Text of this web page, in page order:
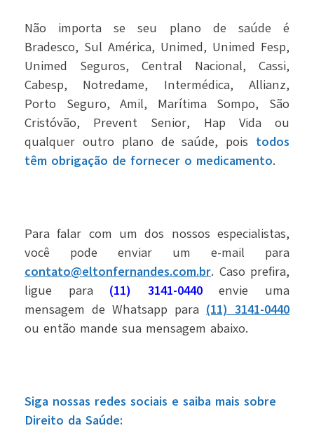
Não importa se seu plano de saúde é
Bradesco, Sul América, Unimed, Unimed Fesp,
Unimed Seguros, Central Nacional, Cassi,
Cabesp, Notredame, Intermédica, Allianz,
Porto Seguro, Amil, Marítima Sompo, São
Cristóvão, Prevent Senior, Hap Vida ou
qualquer outro plano de saúde, pois todos
têm obrigação de fornecer o medicamento.
Para falar com um dos nossos especialistas,
você pode enviar um e-mail para
contato@eltonfernandes.com.br. Caso prefira,
ligue para (11) 3141-0440envie uma
mensagem de Whatsapp para (11) 3141-0440
ou então mande sua mensagem abaixo.
Siga nossas redes sociais e saiba mais sobre
Direito da Saúde: